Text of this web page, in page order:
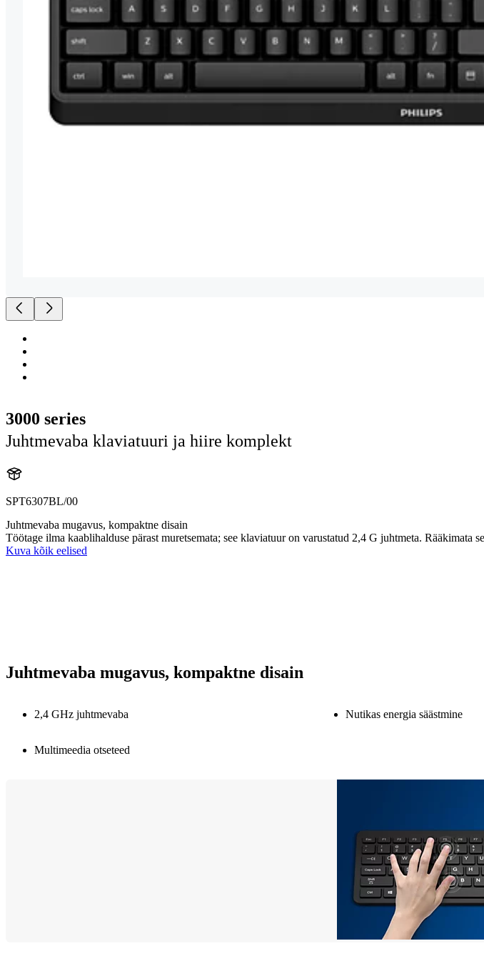
3000 series
Juhtmevaba klaviatuuri ja hiire komplekt
SPT6307BL/00
Juhtmevaba mugavus, kompaktne disain
Töötage ilma kaablihalduse pärast muretsemata; see klaviatuur on varustatud 2,4 G juhtmeta.
Kuva kõik eelised
Juhtmevaba mugavus, kompaktne disain
2,4 GHz juhtmevaba Nutikas energia säästmine
Multimeedia otseteed